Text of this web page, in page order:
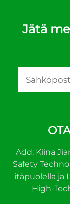
Jätä
Add: Kiina
Safety
itäpuolella ja
High-